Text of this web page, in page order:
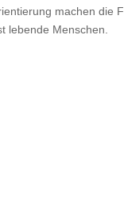
machen die
lebende Menschen.